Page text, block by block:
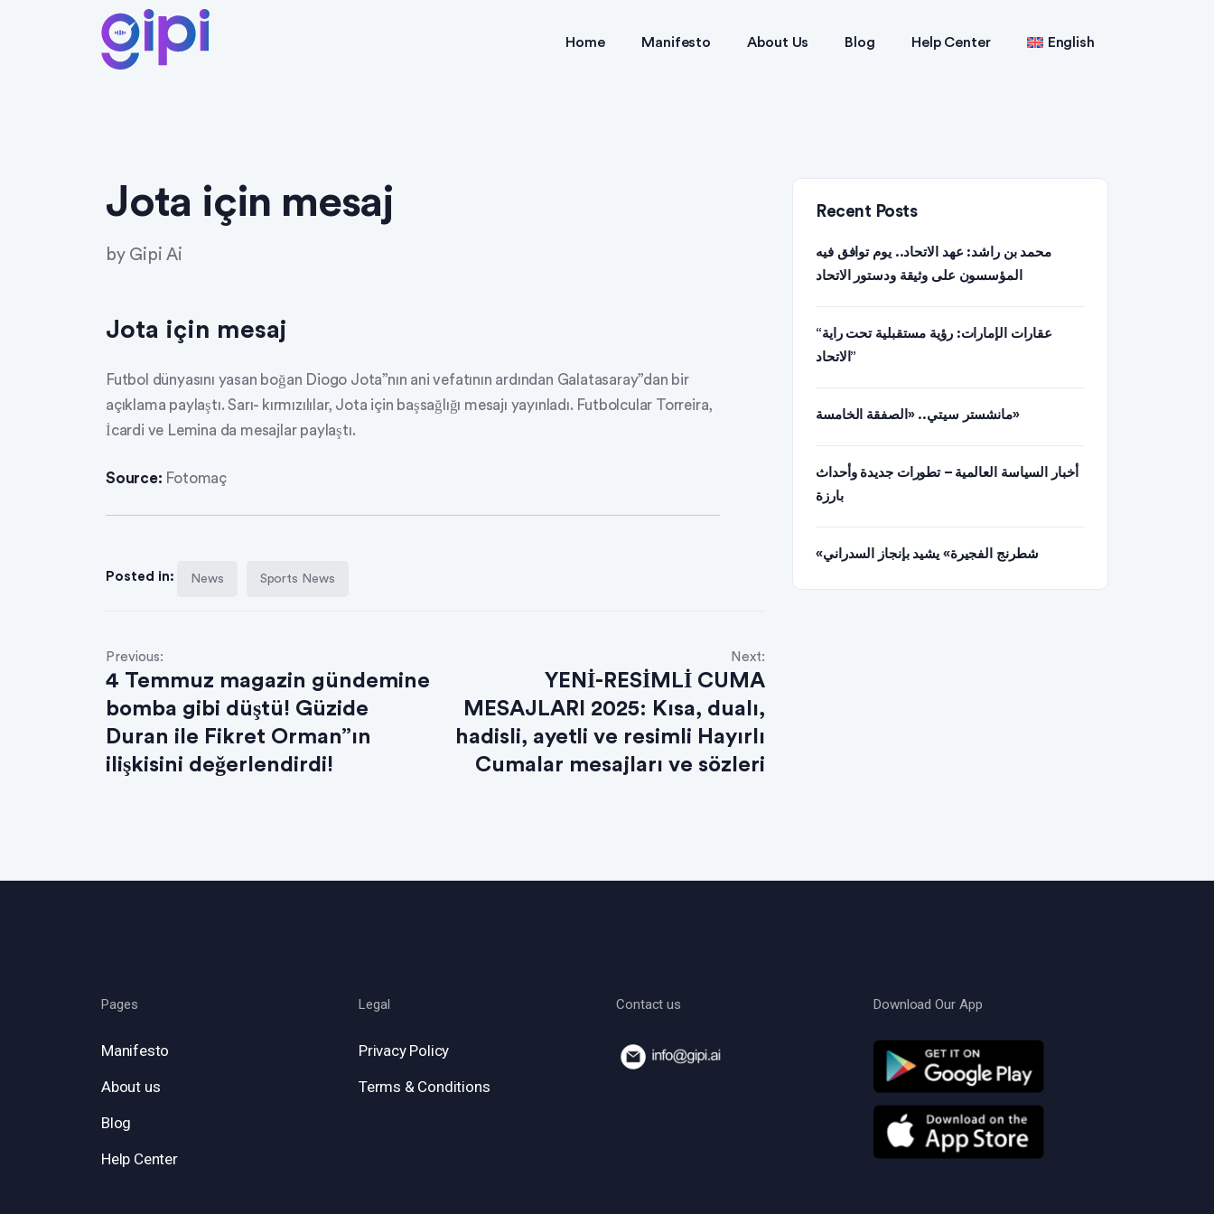
Home Manifesto About Us Blog Help Center English
Jota için mesaj
by Gipi Ai
Jota için mesaj
Futbol dünyasını yasan boğan Diogo Jota”nın ani vefatının ardından Galatasaray”dan bir
açıklama paylaştı. Sarı- kırmızılılar, Jota için başsağlığı mesajı yayınladı. Futbolcular Torreira,
İcardi ve Lemina da mesajlar paylaştı.
Source: Fotomaç
Posted in: News Sports News
Previous:
4 Temmuz magazin gündemine
bomba gibi düştü! Güzide
Duran ile Fikret Orman”ın
ilişkisini değerlendirdi!
Next:
YENİ-RESİMLİ CUMA
MESAJLARI 2025: Kısa, dualı,
hadisli, ayetli ve resimli Hayırlı
Cumalar mesajları ve sözleri
Recent Posts
محمد بن راشد: عهد الاتحاد.. يوم توافق فيه
المؤسسون على وثيقة ودستور الاتحاد
“عقارات الإمارات: رؤية مستقبلية تحت راية
الاتحاد”
مانشستر سيتي.. «الصفقة الخامسة»
أخبار السياسة العالمية – تطورات جديدة وأحداث
بارزة
«شطرنج الفجيرة» يشيد بإنجاز السدراني
Pages
Manifesto
About us
Blog
Help Center
Legal
Privacy Policy
Terms & Conditions
Contact us Download Our App